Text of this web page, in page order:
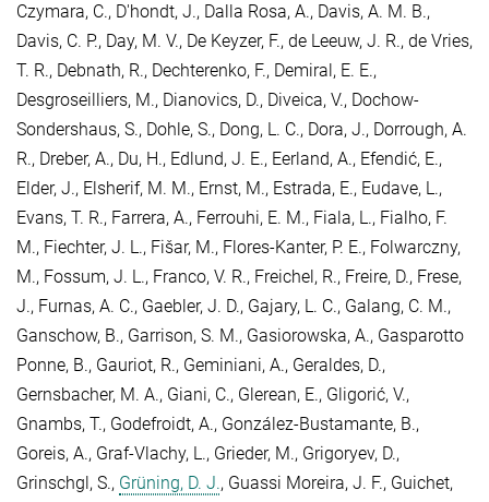
Czymara, C., D'hondt, J., Dalla Rosa, A., Davis, A. M. B.,
Davis, C. P., Day, M. V., De Keyzer, F., de Leeuw, J. R., de Vries,
T. R., Debnath, R., Dechterenko, F., Demiral, E. E.,
Desgroseilliers, M., Dianovics, D., Diveica, V., Dochow-
Sondershaus, S., Dohle, S., Dong, L. C., Dora, J., Dorrough, A.
R., Dreber, A., Du, H., Edlund, J. E., Eerland, A., Efendić, E.,
Elder, J., Elsherif, M. M., Ernst, M., Estrada, E., Eudave, L.,
Evans, T. R., Farrera, A., Ferrouhi, E. M., Fiala, L., Fialho, F.
M., Fiechter, J. L., Fišar, M., Flores-Kanter, P. E., Folwarczny,
M., Fossum, J. L., Franco, V. R., Freichel, R., Freire, D., Frese,
J., Furnas, A. C., Gaebler, J. D., Gajary, L. C., Galang, C. M.,
Ganschow, B., Garrison, S. M., Gasiorowska, A., Gasparotto
Ponne, B., Gauriot, R., Geminiani, A., Geraldes, D.,
Gernsbacher, M. A., Giani, C., Glerean, E., Gligorić, V.,
Gnambs, T., Godefroidt, A., González-Bustamante, B.,
Goreis, A., Graf-Vlachy, L., Grieder, M., Grigoryev, D.,
Grinschgl, S., Grüning, D. J., Guassi Moreira, J. F., Guichet,